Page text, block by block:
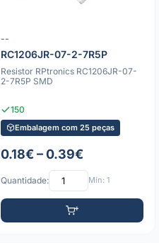
--
RC1206JR-07-2-7R5P
Resistor RPtronics RC1206JR-07-
2-7R5P SMD
150
Embalagem com 25 peças
0.18€ – 0.39€
Quantidade: Mín: 1